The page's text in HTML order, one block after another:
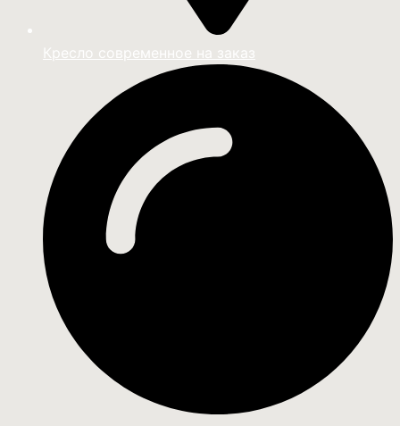
Кресло современное на заказ